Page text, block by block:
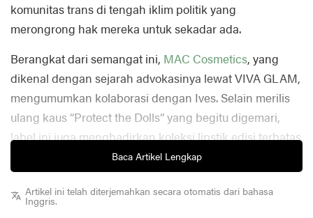
komunitas trans di tengah iklim politik yang
merongrong hak mereka untuk sekadar ada.
Berangkat dari semangat ini, MAC Cosmetics, yang
dikenal dengan sejarah advokasinya lewat VIVA GLAM,
mengumumkan kolaborasi dengan Ives. Selain merilis
ulang kaus “Protect the Dolls” yang begitu digemari,
label ini juga menghadirkan koleksi lipstik edisi terbatas
dengan slogan yang sama. Seperti ditegaskan oleh
global creative director MAC,Nicola Formichetti, 100%
hasil penjualannya akan disalurkan ke organisasi
Baca Artikel Lengkap
Artikel ini telah diterjemahkan secara otomatis dari bahasa
Inggris.